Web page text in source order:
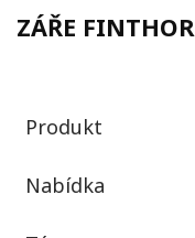
ZÁŘE FINTHOR
Produkt
Nabídka